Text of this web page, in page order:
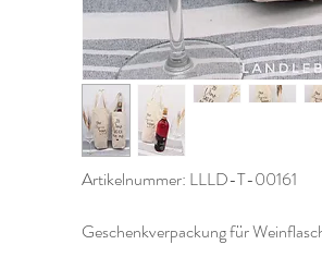
Artikelnummer: LLLD-T-00161
Geschenkverpackung für